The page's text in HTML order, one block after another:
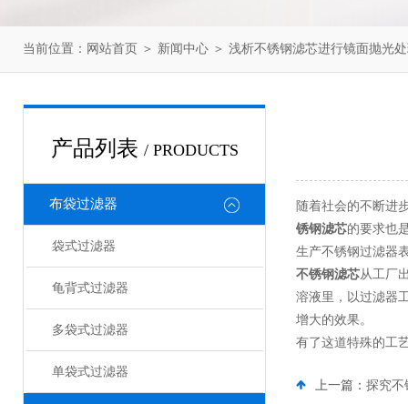
当前位置： 网站首页 ＞ 新闻中心 ＞ 浅析不锈钢滤芯进行镜面抛光
产品列表 / PRODUCTS
布袋过滤器
袋式过滤器
龟背式过滤器
多袋式过滤器
单袋式过滤器
随着社会的不断进
锈钢滤芯的要求也
生产不锈钢过滤器
不锈钢滤芯从工厂
溶液里，以过滤器
增大的效果。
有了这道特殊的工
上一篇： 探究不